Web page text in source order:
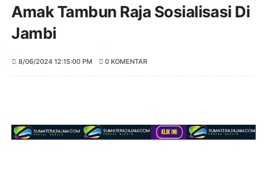
Amak Tambun Raja Sosialisasi Di
Jambi
8/06/2024 12:15:00 PM 0 KOMENTAR